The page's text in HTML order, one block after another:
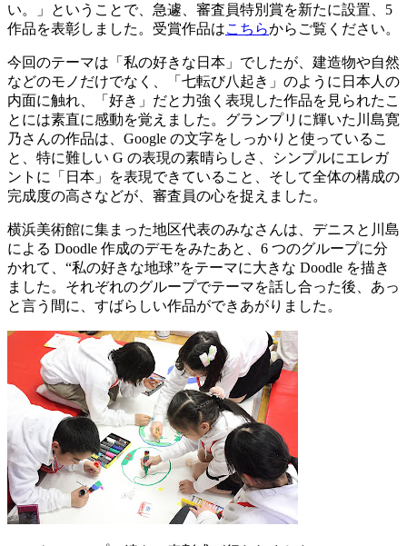
い。」ということで、急遽、審査員特別賞を新たに設置、5
作品を表彰しました。受賞作品はこちらからご覧ください。
今回のテーマは「私の好きな日本」でしたが、建造物や自然
などのモノだけでなく、「七転び八起き」のように日本人の
内面に触れ、「好き」だと力強く表現した作品を見られたこ
とには素直に感動を覚えました。グランプリに輝いた川島寛
乃さんの作品は、Google の文字をしっかりと使っているこ
と、特に難しい G の表現の素晴らしさ、シンプルにエレガ
ントに「日本」を表現できていること、そして全体の構成の
完成度の高さなどが、審査員の心を捉えました。
横浜美術館に集まった地区代表のみなさんは、デニスと川島
による Doodle 作成のデモをみたあと、6 つのグループに分
かれて、“私の好きな地球”をテーマに大きな Doodle を描き
ました。それぞれのグループでテーマを話し合った後、あっ
と言う間に、すばらしい作品ができあがりました。